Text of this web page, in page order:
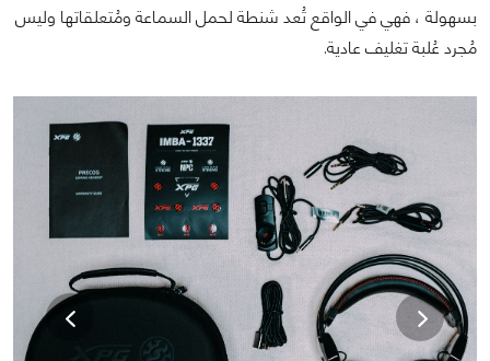
بسهولة ، فهي في الواقع تُعد شنطة لحمل السماعة ومُتعلقاتها وليس
مُجرد عُلبة تغليف عادية.